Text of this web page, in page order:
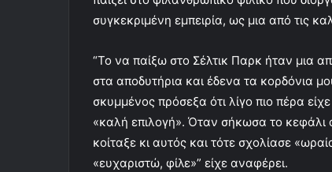
συγκεκριμένη εμπειρία, ως μια από τις
“Το να παίξω στο Σέλτικ Παρκ ήταν μια
στα αποδυτήρια και έδενα τα κορδόνια
σκυμμένος πρόσεξα ότι λίγο πιο πέρα
«καλή επιλογή». Όταν σήκωσα το
κοίταξε κι αυτός και τότε σχολίασε
«ευχαριστώ, φίλε»” είχε αναφέρει.